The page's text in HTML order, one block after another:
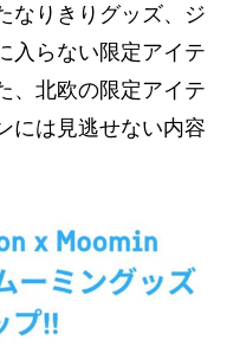
なりきりグッズ、ジ
入らない限定アイテ
、北欧の限定アイテ
には見逃せない内容